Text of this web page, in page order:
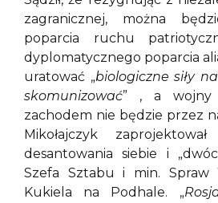
zagranicznej, można
poparcia ruchu
dyplomatycznego poparcia
uratować „biologiczne siły
skomunizować” , a wojny
zachodem nie będzie przez
Mikołajczyk
desantowania siebie i
Szefa Sztabu i min. Spraw
Kukiela na Podhale. „